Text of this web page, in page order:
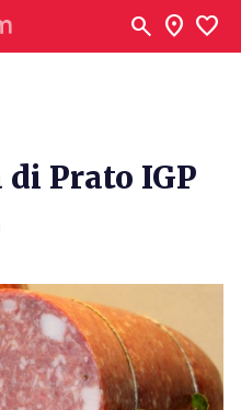
search location_on favorite
Prato IGP